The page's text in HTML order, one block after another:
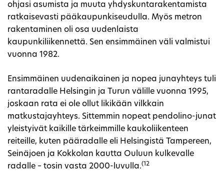
ohjasi asumista ja muuta yhdyskuntarakentamista
ratkaisevasti pääkaupunkiseudulla. Myös metron
rakentaminen oli osa uudenlaista
kaupunkiliikennettä. Sen ensimmäinen väli valmistui
vuonna 1982.
Ensimmäinen uudenaikainen ja nopea junayhteys tuli
rantaradalle Helsingin ja Turun välille vuonna 1995,
joskaan rata ei ole ollut likikään vilkkain
matkustajayhteys. Sittemmin nopeat pendolino-junat
yleistyivät kaikille tärkeimmille kaukoliikenteen
reiteille, kuten pääradalle eli Helsingistä Tampereen,
Seinäjoen ja Kokkolan kautta Ouluun kulkevalle
radalle – tosin vasta 2000-luvulla.(12